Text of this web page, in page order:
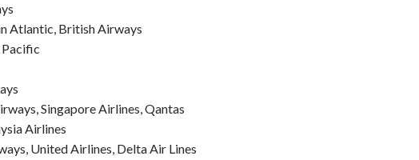
Atlantic, British Airways
Pacific
Singapore Airlines, Qantas
Airlines
United Airlines, Delta Air Lines